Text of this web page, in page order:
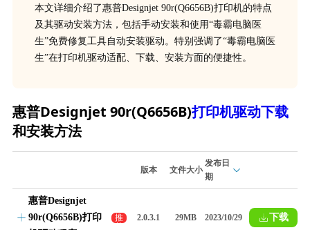
本文详细介绍了惠普Designjet 90r(Q6656B)打印机的特点
及其驱动安装方法，包括手动安装和使用“毒霸电脑医
生”免费修复工具自动安装驱动。特别强调了“毒霸电脑医
生”在打印机驱动适配、下载、安装方面的便捷性。
惠普Designjet 90r(Q6656B)打印机驱动下载
和安装方法
版本 文件大小
发布日
期
惠普Designjet
90r(Q6656B)打印
推
荐
2.0.3.1 29MB 2023/10/29 下载